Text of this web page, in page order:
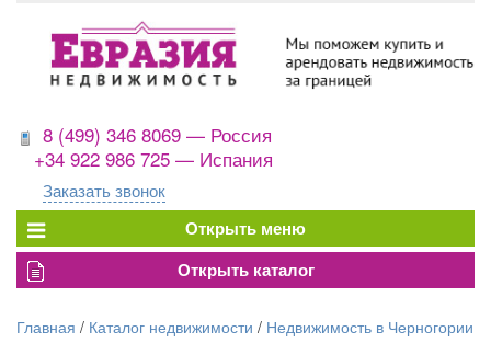
8 (499) 346 8069 — Россия
+34 922 986 725 — Испания
Заказать звонок
Главная / Каталог недвижимости / Недвижимость в Черногории